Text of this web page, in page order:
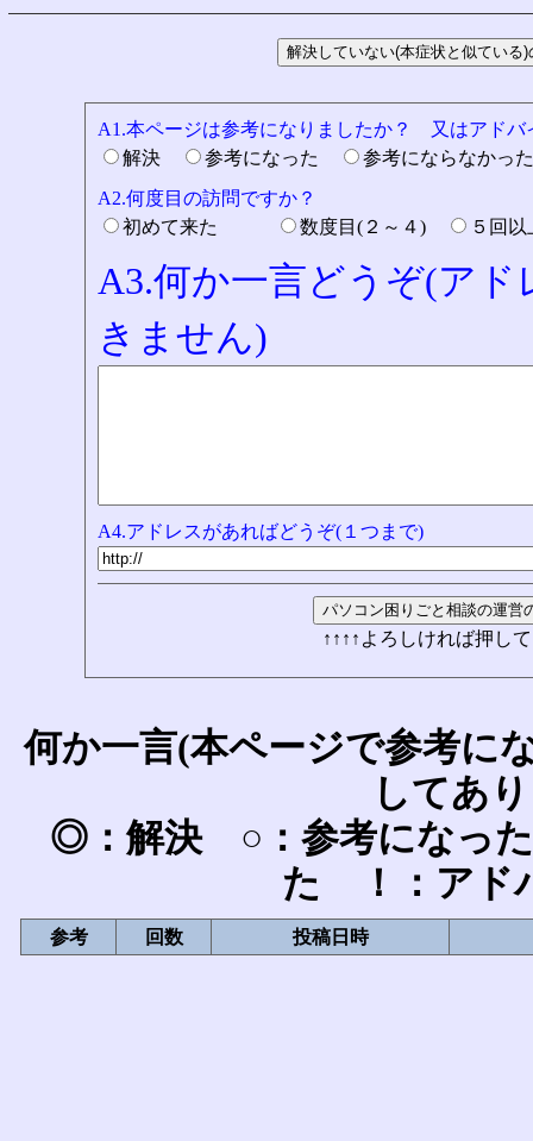
A1.本ページは参考になりましたか？ 又はアドバ
解決
参考になった
参考にならなか
A2.何度目の訪問ですか？
初めて来た
数度目(２～４) ５回
A3.何か一言どうぞ(ア
きません)
A4.アドレスがあればどうぞ(１つまで)
↑↑↑↑よろしければ押し
何か一言(本ページで参考に
してあ
◎：解決 ○：参考になっ
た ！：アド
参考 回数 投稿日時